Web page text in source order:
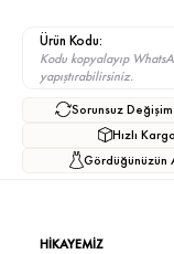
Ürün Kodu:
Kodu kopyalayıp
yapıştırabilirsiniz.
Sorunsuz
Hızlı Kargo
Gördüğünüzün
HİKAYEMİZ